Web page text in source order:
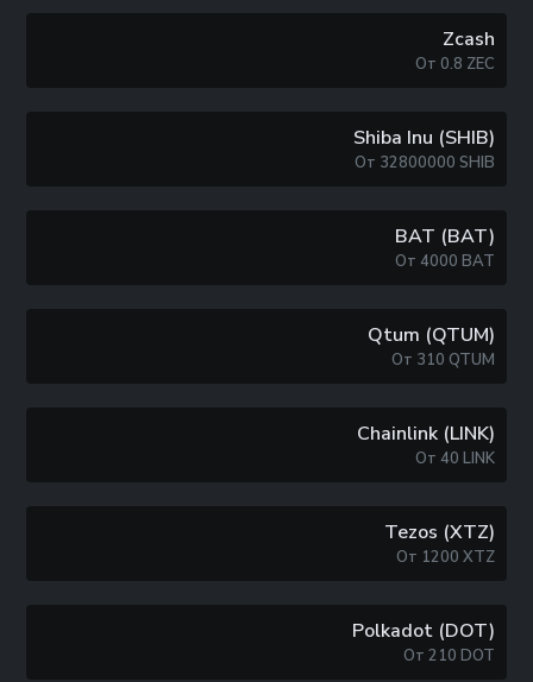
Zcash
От 0.8 ZEC
Shiba Inu (SHIB)
От 32800000 SHIB
BAT (BAT)
От 4000 BAT
Qtum (QTUM)
От 310 QTUM
Chainlink (LINK)
От 40 LINK
Tezos (XTZ)
От 1200 XTZ
Polkadot (DOT)
От 210 DOT